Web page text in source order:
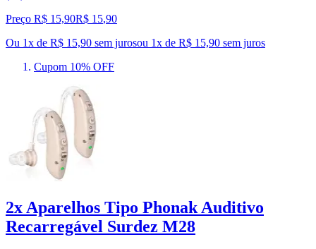
Preço R$ 15,90R$ 15,90
Ou 1x de R$ 15,90 sem jurosou 1x de R$ 15,90 sem juros
Cupom 10% OFF
2x Aparelhos Tipo Phonak Auditivo
Recarregável Surdez M28